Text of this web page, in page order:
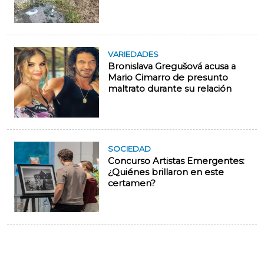
VARIEDADES
Bronislava Gregušová acusa a
Mario Cimarro de presunto
maltrato durante su relación
SOCIEDAD
Concurso Artistas Emergentes:
¿Quiénes brillaron en este
certamen?